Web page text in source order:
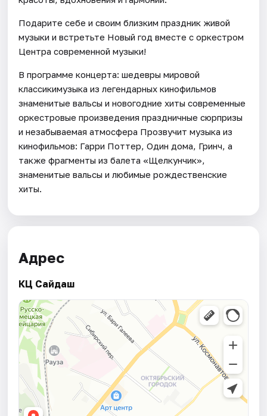
Подарите себе и своим близким праздник живой
музыки и встретьте Новый год вместе с оркестром
Центра современной музыки!
В программе концерта: шедевры мировой
классикимузыка из легендарных кинофильмов
знаменитые вальсы и новогодние хиты современные
оркестровые произведения праздничные сюрпризы
и незабываемая атмосфера Прозвучит музыка из
кинофильмов: Гарри Поттер, Один дома, Гринч, а
также фрагменты из балета «Щелкунчик»,
знаменитые вальсы и любимые рождественские
хиты.
Адрес
КЦ Сайдаш